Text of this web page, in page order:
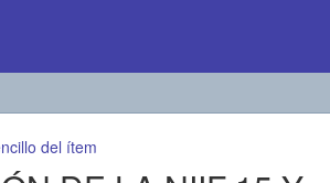
del ítem